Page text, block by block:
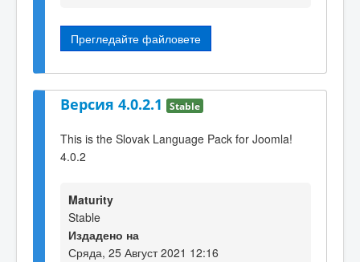
Прегледайте файловете
Версия 4.0.2.1 Stable
This is the Slovak Language Pack for Joomla!
4.0.2
Maturity
Stable
Издадено на
Сряда, 25 Август 2021 12:16